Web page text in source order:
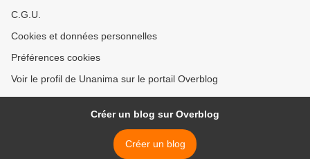
C.G.U.
Cookies et données personnelles
Préférences cookies
Voir le profil de Unanima sur le portail Overblog
Créer un blog sur Overblog
Créer un blog